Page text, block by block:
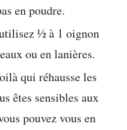
en poudre.
½ à 1 oignon
ou en lanières.
qui réhausse les
êtes sensibles aux
pouvez vous en